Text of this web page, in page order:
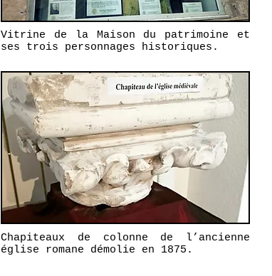
Vitrine de la Maison du patrimoine et
ses trois personnages historiques.
Chapiteaux de colonne de l’ancienne
église romane démolie en 1875.